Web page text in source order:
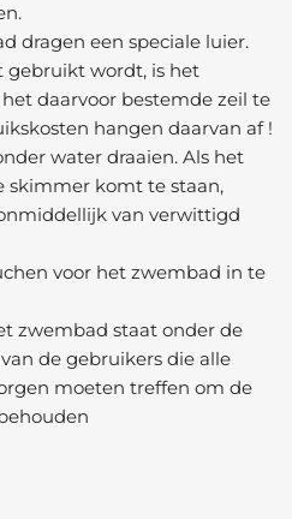
dragen een speciale luier.
gebruikt wordt, is het
daarvoor bestemde zeil te
hangen daarvan af !
water draaien. Als het
skimmer komt te staan,
van verwittigd
voor het zwembad in te
zwembad staat onder de
de gebruikers die alle
moeten treffen om de